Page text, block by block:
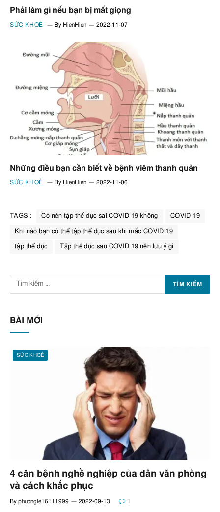
Phải làm gì nếu bạn bị mất giọng
SỨC KHOẺ By HienHien 2022-11-07
Những điều bạn cần biết về bệnh viêm thanh quản
SỨC KHOẺ By HienHien 2022-11-06
TAGS : Có nên tập thể dục sai COVID 19 không COVID 19
Khi nào bạn có thể tập thể dục sau khi mắc COVID 19
tập thể dục Tập thể dục sau COVID 19 nên lưu ý gì
BÀI MỚI
SỨC KHOẺ
4 căn bệnh nghề nghiệp của dân văn phòng
và cách khắc phục
By phuongle16111999 2022-09-13 1